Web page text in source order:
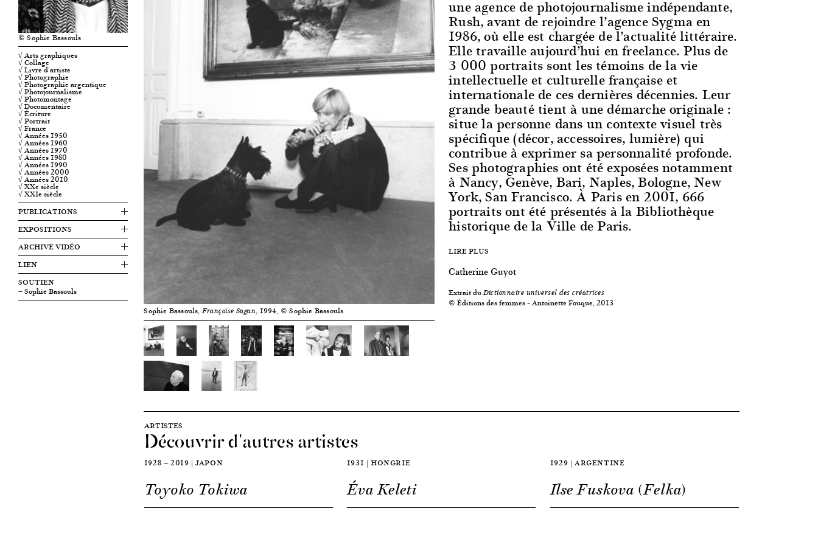
© Sophie Bassouls
√ Arts graphiques
√ Collage
√ Livre d'artiste
√ Photographie
√ Photographie argentique
√ Photojournalisme
√ Photomontage
√ Documentaire
√ Écriture
√ Portrait
√ France
√ Années 1950
√ Années 1960
√ Années 1970
√ Années 1980
√ Années 1990
√ Années 2000
√ Années 2010
√ XXe siècle
√ XXIe siècle
PUBLICATIONS
EXPOSITIONS
ARCHIVE VIDÉO
LIEN
SOUTIEN
— Sophie Bassouls
une agence de photojournalisme indépendante,
Rush, avant de rejoindre l’agence Sygma en
1986, où elle est chargée de l’actualité littéraire.
Elle travaille aujourd’hui en freelance. Plus de
3 000 portraits sont les témoins de la vie
intellectuelle et culturelle française et
internationale de ces dernières décennies. Leur
grande beauté tient à une démarche originale :
situe la personne dans un contexte visuel très
spécifique (décor, accessoires, lumière) qui
contribue à exprimer sa personnalité profonde.
Ses photographies ont été exposées notamment
à Nancy, Genève, Bari, Naples, Bologne, New
York, San Francisco. À Paris en 2001, 666
portraits ont été présentés à la Bibliothèque
historique de la Ville de Paris.
LIRE PLUS
Catherine Guyot
Extrait duDictionnaire universel des créatrices
© Éditions des femmes – Antoinette Fouque, 2013
Sophie Bassouls, Françoise Sagan, 1994, © Sophie Bassouls
ARTISTES
Découvrir d'autres artistes
1928 — 2019 | JAPON
Toyoko Tokiwa
1931 | HONGRIE
Éva Keleti
1929 | ARGENTINE
Ilse Fuskova (Felka)